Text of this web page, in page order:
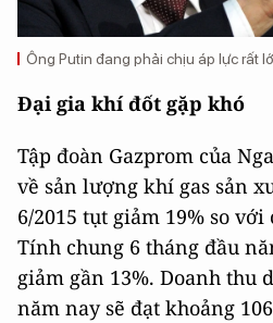
Ông Putin đang phải chịu áp lực rất
Đại gia khí đốt gặp khó
Tập đoàn Gazprom của
về sản lượng khí gas sản
6/2015 tụt giảm 19% so
Tính chung 6 tháng đầu
giảm gần 13%. Doanh thu
năm nay sẽ đạt khoảng